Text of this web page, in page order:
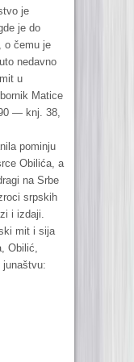
je
je do
o čemu je
nedavno
u
Matice
— knj. 38,
pominju
Obilića, a
na Srbe
srpskih
i izdaji.
mit i sija
Obilić,
junaštvu: